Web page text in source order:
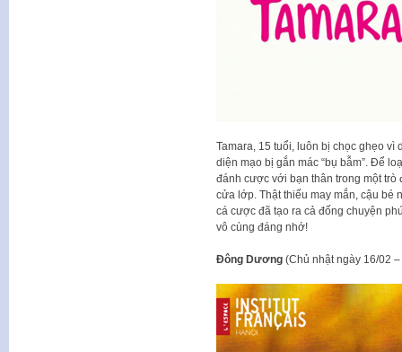
Tamara, 15 tuổi, luôn bị chọc ghẹo vì
diện mạo bị gắn mác “bụ bẫm”. Để
đánh cược với bạn thân trong một
cửa lớp. Thật thiếu may mắn, cậu bé
cá cược đã tạo ra cả đống chuyện
vô cùng đáng nhớ!
Đông Dương(Chủ nhật ngày 16/02